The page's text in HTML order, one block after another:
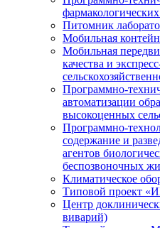
Питомник
Мобильная
Мобильная
качества и
Программно-
автоматизации
высокоценных
Программно-
содержание и
агентов
беспозвоночных
Климатическое
Типовой проект
Центр
виварий)